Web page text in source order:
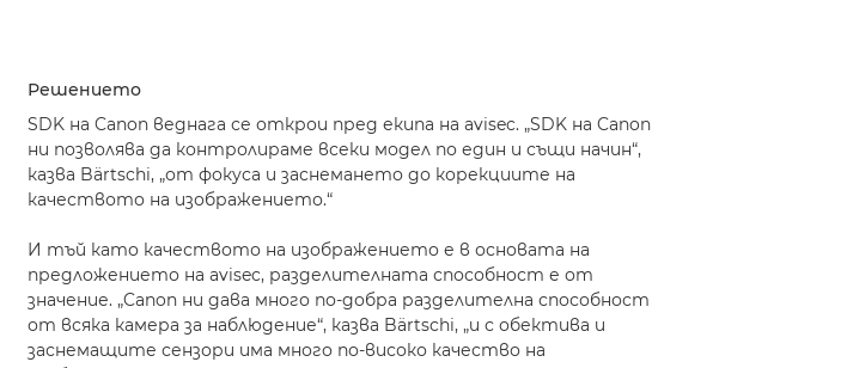
Решението
SDK на Canon веднага се открои пред екипа на avisec. „SDK на Canon
ни позволява да контролираме всеки модел по един и същи начин“,
казва Bärtschi, „от фокуса и заснемането до корекциите на
качеството на изображението.“
И тъй като качеството на изображението е в основата на
предложението на avisec, разделителната способност е от
значение. „Canon ни дава много по-добра разделителна способност
от всяка камера за наблюдение“, казва Bärtschi, „и с обектива и
заснемащите сензори има много по-високо качество на